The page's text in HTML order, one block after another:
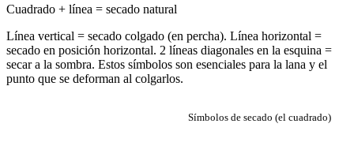
Cuadrado + línea = secado natural
Línea vertical = secado colgado (en percha). Línea horizontal =
secado en posición horizontal. 2 líneas diagonales en la esquina =
secar a la sombra. Estos símbolos son esenciales para la lana y el
punto que se deforman al colgarlos.
Símbolos de secado (el cuadrado)